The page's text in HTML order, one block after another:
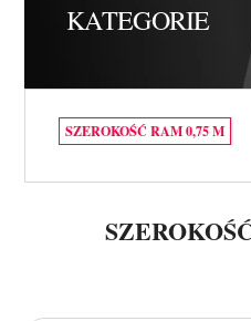
KATEGORIE
SZEROKOŚĆ RAM 0,75 M